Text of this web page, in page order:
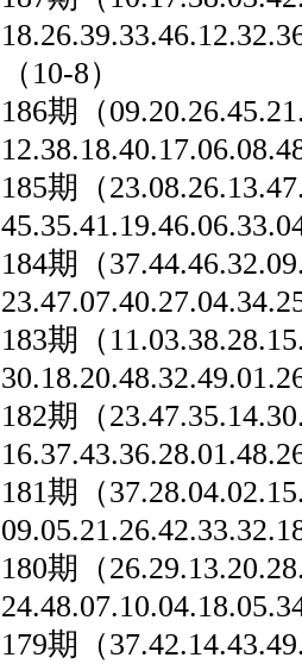
（10-8）
186期（
185期（
184期（
183期（
182期（
181期（
180期（
179期（